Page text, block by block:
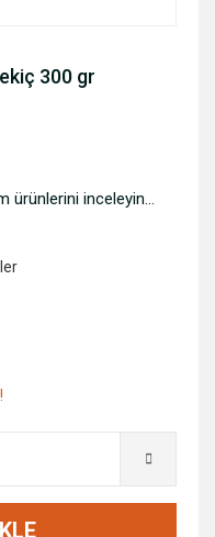
300 gr
ürünlerini inceleyin...